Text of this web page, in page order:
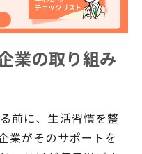
業の取り組み
前に、生活習慣を整
業がそのサポートを